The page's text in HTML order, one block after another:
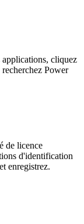
cliquez
Power
de licence
d'identification
enregistrez.